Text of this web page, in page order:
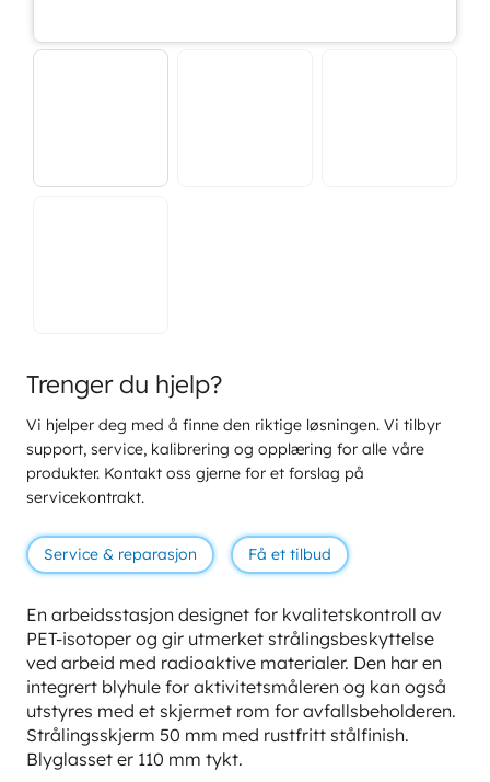
Trenger du hjelp?
Vi hjelper deg med å finne den riktige løsningen. Vi tilbyr
support, service, kalibrering og opplæring for alle våre
produkter. Kontakt oss gjerne for et forslag på
servicekontrakt.
Service & reparasjon Få et tilbud
En arbeidsstasjon designet for kvalitetskontroll av
PET-isotoper og gir utmerket strålingsbeskyttelse
ved arbeid med radioaktive materialer. Den har en
integrert blyhule for aktivitetsmåleren og kan også
utstyres med et skjermet rom for avfallsbeholderen.
Strålingsskjerm 50 mm med rustfritt stålfinish.
Blyglasset er 110 mm tykt.